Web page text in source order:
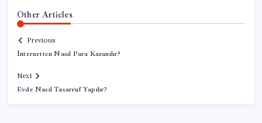
Other Articles
Previous
İnternetten Nasıl Para Kazanılır?
Next
Evde Nasıl Tasarruf Yapılır?